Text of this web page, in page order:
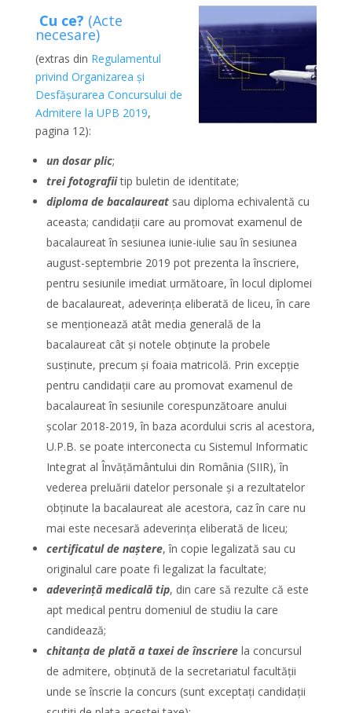
Cu ce? (Acte
necesare)
(extras din Regulamentul
privind Organizarea și
Desfășurarea Concursului de
Admitere la UPB 2019,
pagina 12):
un dosar plic;
trei fotografii tip buletin de identitate;
diploma de bacalaureat sau diploma echivalentă cu
aceasta; candidații care au promovat examenul de
bacalaureat în sesiunea iunie-iulie sau în sesiunea
august-septembrie 2019 pot prezenta la înscriere,
pentru sesiunile imediat următoare, în locul diplomei
de bacalaureat, adeverința eliberată de liceu, în care
se menționează atât media generală de la
bacalaureat cât și notele obținute la probele
susținute, precum și foaia matricolă. Prin excepție
pentru candidații care au promovat examenul de
bacalaureat în sesiunile corespunzătoare anului
școlar 2018-2019, în baza acordului scris al acestora,
U.P.B. se poate interconecta cu Sistemul Informatic
Integrat al Învățământului din România (SIIR), în
vederea preluării datelor personale și a rezultatelor
obținute la bacalaureat ale acestora, caz în care nu
mai este necesară adeverința eliberată de liceu;
certificatul de naştere, în copie legalizată sau cu
originalul care poate fi legalizat la facultate;
adeverinţă medicală tip, din care să rezulte că este
apt medical pentru domeniul de studiu la care
candidează;
chitanța de plată a taxei de înscriere la concursul
de admitere, obținută de la secretariatul facultății
unde se înscrie la concurs (sunt exceptați candidații